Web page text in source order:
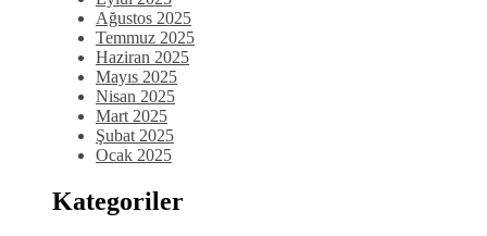
Ağustos 2025
Temmuz 2025
Haziran 2025
Mayıs 2025
Nisan 2025
Mart 2025
Şubat 2025
Ocak 2025
Kategoriler